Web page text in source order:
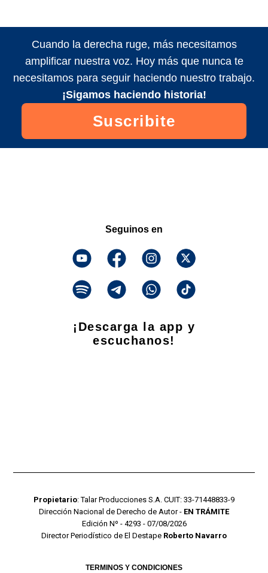
Cuando la derecha ruge, más necesitamos
amplificar nuestra voz. Hoy más que nunca te
necesitamos para seguir haciendo nuestro trabajo.
¡Sigamos haciendo historia!
Suscribite
Seguinos en
¡Descarga la app y
escuchanos!
Propietario: Talar Producciones S.A. CUIT: 33-71448833-9
Dirección Nacional de Derecho de Autor - EN TRÁMITE
Edición Nº - 4293 - 07/08/2026
Director Periodístico de El Destape Roberto Navarro
TERMINOS Y CONDICIONES